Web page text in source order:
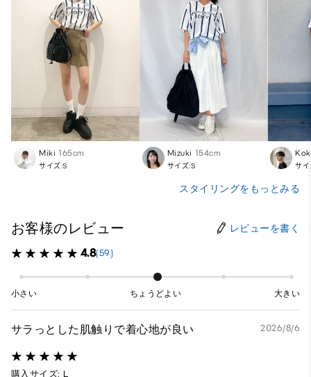
Miki 165cm
サイズ:S
Mizuki 154cm
サイズ:S サ
スタイリングをもっとみる
お客様のレビュー レビューを書く
4.8(59)
小さい ちょうどよい 大きい
サラっとした肌触りで着心地が良い 2026/8/6
購入サイズ: L